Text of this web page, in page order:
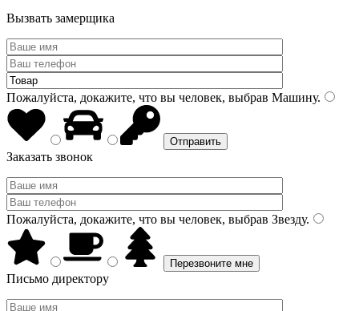
Вызвать замерщика
Пожалуйста, докажите, что вы человек, выбрав Машину.
Заказать звонок
Пожалуйста, докажите, что вы человек, выбрав Звезду.
Письмо директору